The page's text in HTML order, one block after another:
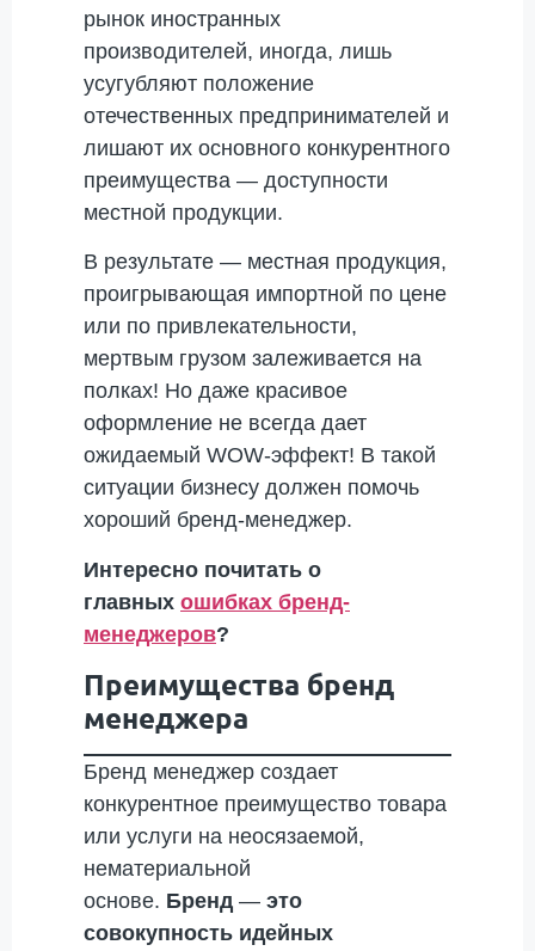
рынок иностранных
производителей, иногда, лишь
усугубляют положение
отечественных предпринимателей и
лишают их основного конкурентного
преимущества — доступности
местной продукции.
В результате — местная продукция,
проигрывающая импортной по цене
или по привлекательности,
мертвым грузом залеживается на
полках! Но даже красивое
оформление не всегда дает
ожидаемый WOW-эффект! В такой
ситуации бизнесу должен помочь
хороший бренд-менеджер.
Интересно почитать о
главных ошибках бренд-
менеджеров?
Преимущества бренд
менеджера
Бренд менеджер создает
конкурентное преимущество товара
или услуги на неосязаемой,
нематериальной
основе. Бренд — это
совокупность идейных